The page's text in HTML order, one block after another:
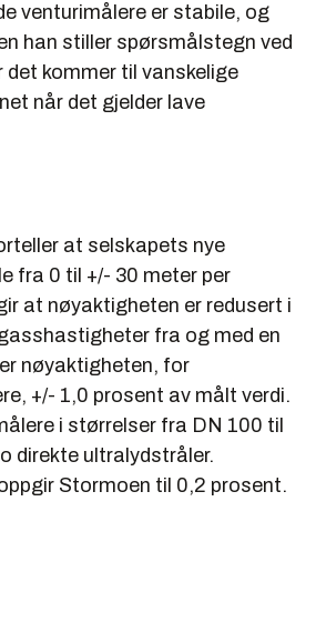
venturimålere er stabile, og
han stiller spørsmålstegn ved
kommer til vanskelige
når det gjelder lave
at selskapets nye
fra 0 til +/- 30 meter per
at nøyaktigheten er redusert i
fra og med en
nøyaktigheten, for
+/- 1,0 prosent av målt verdi.
i størrelser fra DN 100 til
direkte ultralydstråler.
Stormoen til 0,2 prosent.